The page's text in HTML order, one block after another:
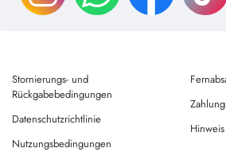
Stornierungs- und
Rückgabebedingungen
Datenschutzrichtlinie
Nutzungsbedingungen